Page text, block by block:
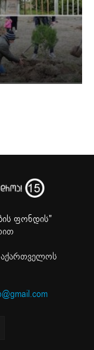
ფონდის"